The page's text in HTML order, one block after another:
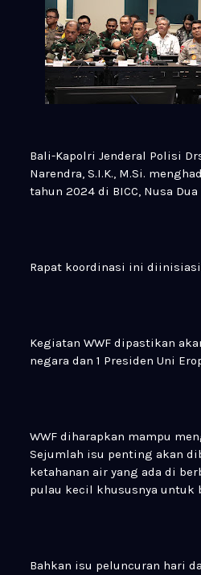
Bali-Kapolri Jenderal Polisi
Narendra, S.I.K., M.Si.
tahun 2024 di BICC, Nusa
Rapat koordinasi ini
Kegiatan WWF dipastikan
negara dan 1 Presiden Uni
WWF diharapkan mampu
Sejumlah isu penting akan
ketahanan air yang ada di
pulau kecil khususnya untuk
Bahkan isu peluncuran hari